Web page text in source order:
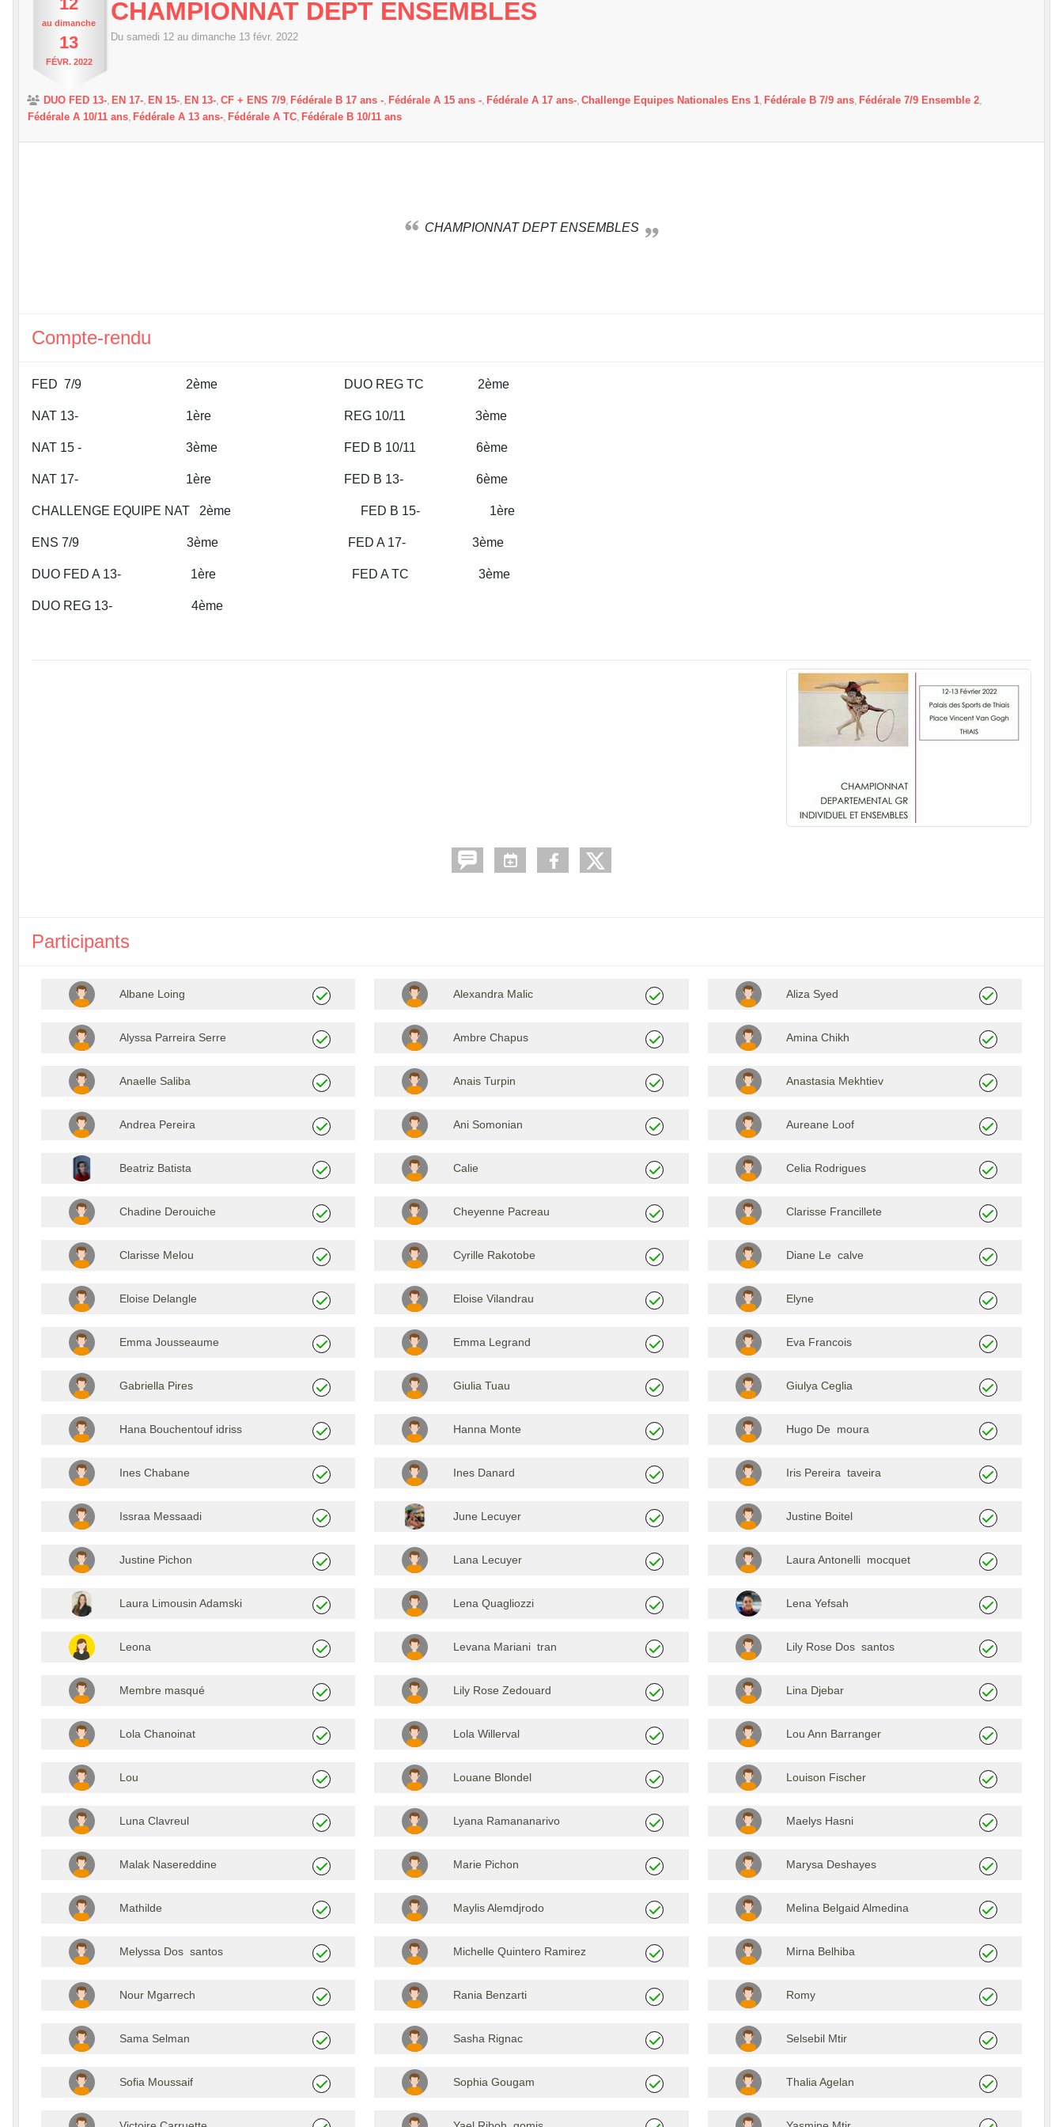
au dimanche
13
FÉVR. 2022
CHAMPIONNAT DEPT ENSEMBLES
Du samedi 12 au dimanche 13 févr. 2022
DUO FED 13- EN 17- EN 15- EN 13- CF + ENS 7/9 Fédérale B 17 ans - Fédérale A 15 ans - Fédérale A 17 ans- Challenge Equipes Nationales Ens 1 Fédérale B 7/9 ans Fédérale 7/9 Ensemble 2
Fédérale A 10/11 ans Fédérale A 13 ans- Fédérale A TC Fédérale B 10/11 ans
CHAMPIONNAT DEPT ENSEMBLES
Compte-rendu
FED 7/9 2ème DUO REG TC 2ème
NAT 13- 1ère REG 10/11 3ème
NAT 15 - 3ème FED B 10/11 6ème
NAT 17- 1ère FED B 13- 6ème
CHALLENGE EQUIPE NAT 2ème FED B 15- 1ère
ENS 7/9 3ème FED A 17- 3ème
DUO FED A 13- 1ère FED A TC 3ème
DUO REG 13- 4ème
Participants
Albane Loing Alexandra Malic Aliza Syed
Alyssa Parreira Serre Ambre Chapus Amina Chikh
Anaelle Saliba Anais Turpin Anastasia Mekhtiev
Andrea Pereira Ani Somonian Aureane Loof
Beatriz Batista Calie Celia Rodrigues
Chadine Derouiche Cheyenne Pacreau Clarisse Francillete
Clarisse Melou Cyrille Rakotobe Diane Le calve
Eloise Delangle Eloise Vilandrau Elyne
Emma Jousseaume Emma Legrand Eva Francois
Gabriella Pires Giulia Tuau Giulya Ceglia
Hana Bouchentouf idriss Hanna Monte Hugo De moura
Ines Chabane Ines Danard Iris Pereira taveira
Issraa Messaadi June Lecuyer Justine Boitel
Justine Pichon Lana Lecuyer Laura Antonelli mocquet
Laura Limousin Adamski Lena Quagliozzi Lena Yefsah
Leona Levana Mariani tran Lily Rose Dos santos
Membre masqué Lily Rose Zedouard Lina Djebar
Lola Chanoinat Lola Willerval Lou Ann Barranger
Lou Louane Blondel Louison Fischer
Luna Clavreul Lyana Ramananarivo Maelys Hasni
Malak Nasereddine Marie Pichon Marysa Deshayes
Mathilde Maylis Alemdjrodo Melina Belgaid Almedina
Melyssa Dos santos Michelle Quintero Ramirez Mirna Belhiba
Nour Mgarrech Rania Benzarti Romy
Sama Selman Sasha Rignac Selsebil Mtir
Sofia Moussaif Sophia Gougam Thalia Agelan